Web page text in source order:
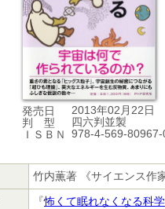
発売日
2013年02月22日
判 型
四六判並製
ＩＳＢＮ
978-4-569-80967-
竹内薫著 《サイエンス作家
『怖くて眠れなくなる科学